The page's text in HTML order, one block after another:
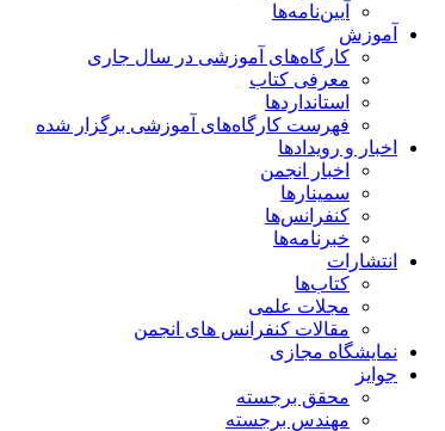
آیین‌نامه‌ها
آموزش
کارگاه‌های آموزشی در سال جاری
معرفی کتاب
استانداردها
فهرست کارگاه‌های آموزشی برگزار شده
اخبار و رویدادها
اخبار انجمن
سمینارها
کنفرانس‌ها
خبرنامه‌ها
انتشارات
کتاب‌ها
مجلات علمی
مقالات کنفرانس های انجمن
نمایشگاه مجازی
جوایز
محقق برجسته
مهندس برجسته